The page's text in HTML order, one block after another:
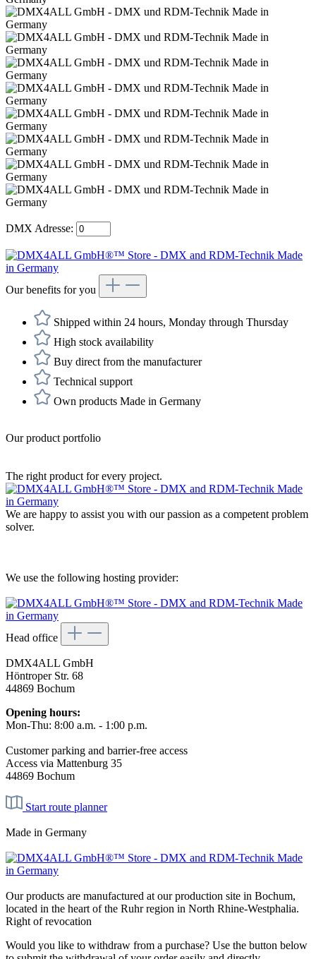
DMX Adresse:
Our benefits for you
Shipped within 24 hours, Monday through Thursday
High stock availability
Buy direct from the manufacturer
Technical support
Own products Made in Germany
Our product portfolio
The right product for every project.
We are happy to assist you with our passion as a competent problem
solver.
We use the following hosting provider:
Head office
DMX4ALL GmbH
Höntroper Str. 68
44869 Bochum
Opening hours:
Mon-Thu: 8:00 a.m. - 1:00 p.m.
Customer parking and barrier-free access
Access via Mattenburg 35
44869 Bochum
Start route planner
Made in Germany
Our products are manufactured at our production site in Bochum,
located in the heart of the Ruhr region in North Rhine-Westphalia.
Right of revocation
Would you like to withdraw from a purchase? Use the button below